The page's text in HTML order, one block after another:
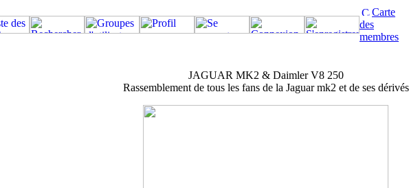
Carte
des
membres
JAGUAR MK2 & Daimler V8 250
Rassemblement de tous les fans de la Jaguar mk2 et de ses dérivés